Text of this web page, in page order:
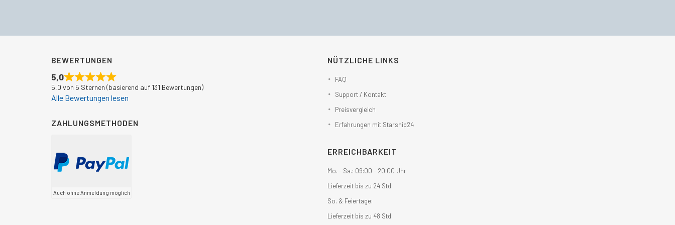
BEWERTUNGEN
5,0
5,0 von 5 Sternen (basierend auf 131 Bewertungen)
Alle Bewertungen lesen
ZAHLUNGSMETHODEN
Auch ohne Anmeldung möglich
NÜTZLICHE LINKS
FAQ
Support / Kontakt
Preisvergleich
Erfahrungen mit Starship24
ERREICHBARKEIT
Mo. - Sa.: 09:00 - 20:00 Uhr
Lieferzeit bis zu 24 Std.
So. & Feiertage:
Lieferzeit bis zu 48 Std.